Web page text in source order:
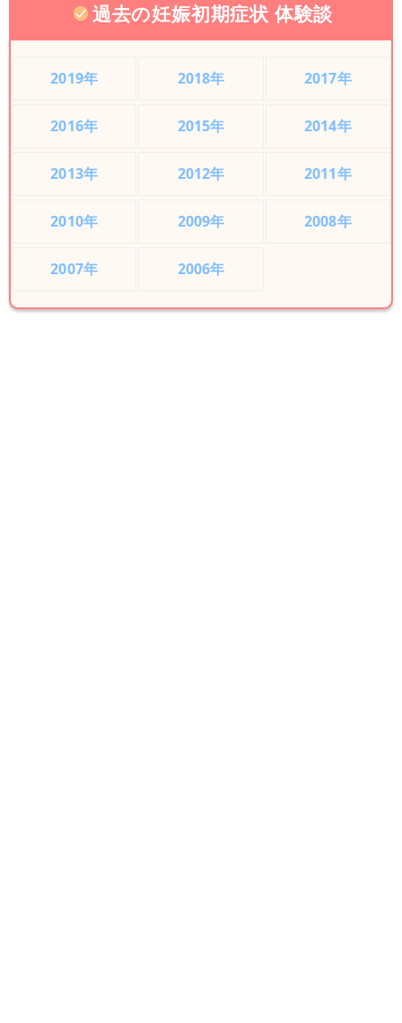
過去の妊娠初期症状 体験談
2019年 2018年 2017年
2016年 2015年 2014年
2013年 2012年 2011年
2010年 2009年 2008年
2007年 2006年